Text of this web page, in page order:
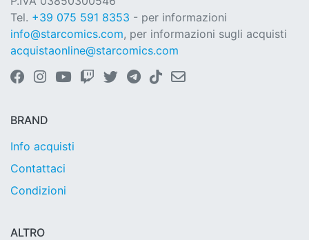
Tel. +39 075 591 8353 - per informazioni
info@starcomics.com, per informazioni sugli acquisti
acquistaonline@starcomics.com
BRAND
Info acquisti
Contattaci
Condizioni
ALTRO